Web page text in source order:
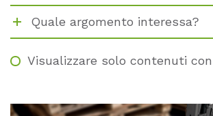
Quale argomento interessa?
Visualizzare solo contenuti